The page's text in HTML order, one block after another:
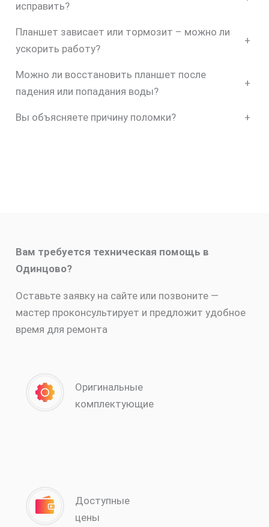
исправить?
Планшет зависает или тормозит – можно ли
ускорить работу?
+
Можно ли восстановить планшет после
падения или попадания воды?
+
Вы объясняете причину поломки? +
Вам требуется техническая помощь в
Одинцово?
Оставьте заявку на сайте или позвоните —
мастер проконсультирует и предложит удобное
время для ремонта
Оригинальные
комплектующие
Доступные
цены